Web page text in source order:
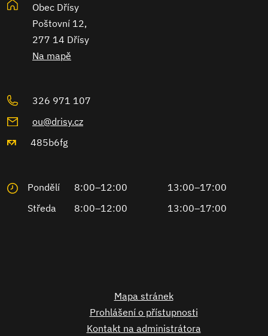
Obec Dřísy
Poštovní 12,
277 14 Dřísy
Na mapě
326 971 107
ou@drisy.cz
485b6fg
Pondělí 8:00–12:00
13:00–17:00
Středa
8:00–12:00 13:00–17:00
Mapa stránek
Prohlášení o přístupnosti
Kontakt na administrátora